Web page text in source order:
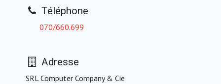
Téléphone
070/660.699
Adresse
SRL Computer Company & Cie